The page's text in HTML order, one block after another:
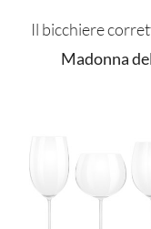
Il bicchiere
Madonna